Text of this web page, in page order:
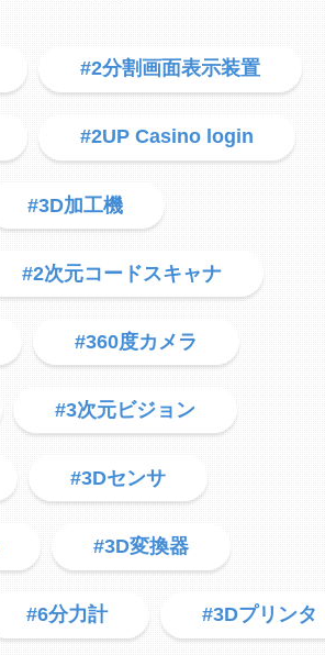
#2分割画面表示装置
#2UP Casino login
#3D加工機
#2次元コードスキャナ
#360度カメラ
#3次元ビジョン
#3Dセンサ
#3D変換器
#6分力計 #3Dプリンタ